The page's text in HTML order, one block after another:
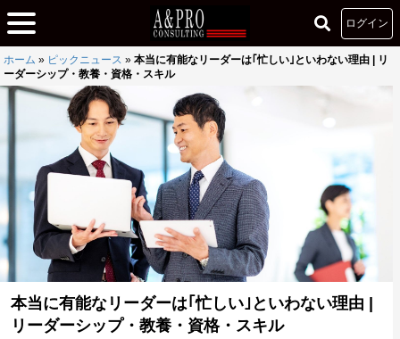
ログイン
ホーム » ピックニュース » 本当に有能なリーダーは｢忙しい｣といわない理由 | リ
ーダーシップ・教養・資格・スキル
本当に有能なリーダーは｢忙しい｣といわない理由 |
リーダーシップ・教養・資格・スキル